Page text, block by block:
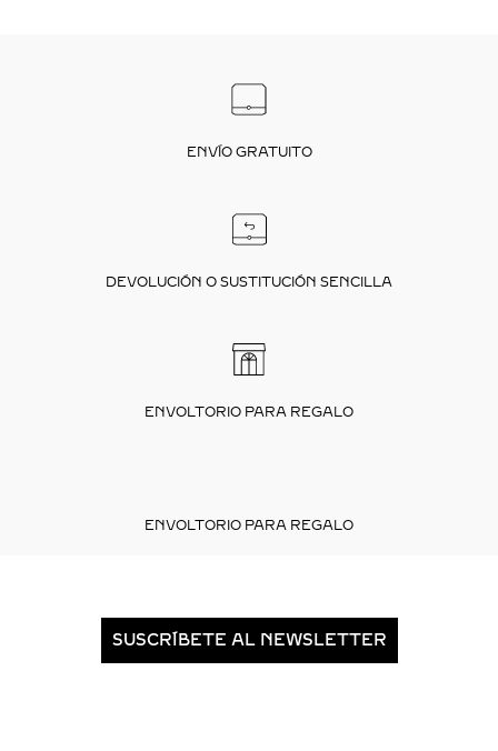
ENVÍO GRATUITO
DEVOLUCIÓN O SUSTITUCIÓN SENCILLA
ENVOLTORIO PARA REGALO
ENVOLTORIO PARA REGALO
SUSCRÍBETE AL NEWSLETTER